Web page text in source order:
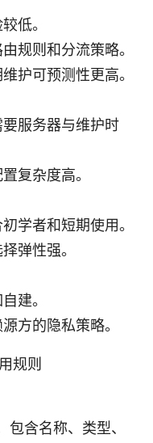
低。
规则和分流策略。
护可预测性更高。
服务器与维护时
复杂度高。
学者和短期使用。
弹性强。
建。
方的隐私策略。
规则
含名称、类型、